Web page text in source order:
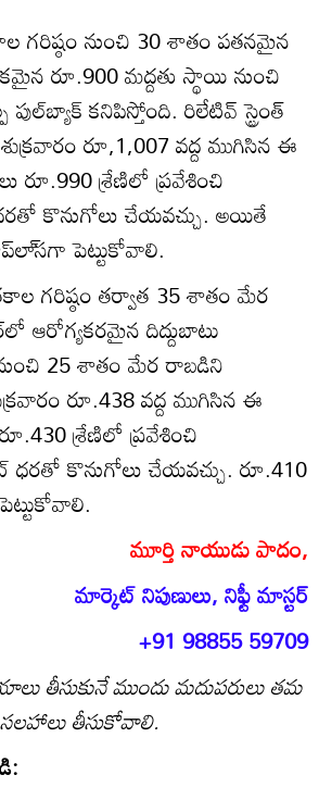
గరిష్ఠం నుంచి 30 శాతం పతనమైన
రూ.900 మద్దతు స్థాయి నుంచి
పుల్‌బ్యాక్‌ కనిపిస్తోంది. రిలేటివ్‌ స్ట్రెంత్‌
రూ,1,007 వద్ద ముగిసిన ఈ
రూ.990 శ్రేణిలో ప్రవేశించి
కొనుగోలు చేయవచ్చు. అయితే
పెట్టుకోవాలి.
గరిష్ఠం తర్వాత 35 శాతం మేర
దిద్దుబాటు
25 శాతం మేర రాబడిని
రూ.438 వద్ద ముగిసిన ఈ
శ్రేణిలో ప్రవేశించి
ధరతో కొనుగోలు చేయవచ్చు. రూ.410
మూర్తి నాయుడు పాదం,
మార్కెట్‌ నిపుణులు, నిఫ్టీ మాస్టర్‌
+91 98855 59709
తీసుకునే ముందు మదుపరులు తమ
తీసుకోవాలి.